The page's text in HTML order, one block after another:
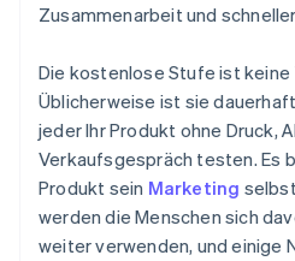
Zusammenarbeit und
Die kostenlose Stufe ist keine
Üblicherweise ist sie
jeder Ihr Produkt ohne Druck,
Verkaufsgespräch testen. Es
Produkt sein Marketing
werden die Menschen sich
weiter verwenden, und einige